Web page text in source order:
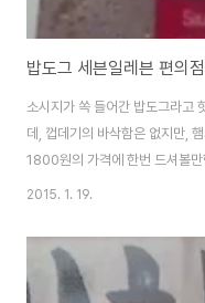
밥도그 세븐일레븐 편의
소시지가 쏙 들어간 밥도그라고
데, 껍데기의 바삭함은 없지만,
1800원의 가격에 한번 드셔볼만
품은 좀 별로인데, 이 제품은 밥
워서 드시면 됩니다. 139g짜리
가 되어 있는데, 이건 아무래도
짝 높기는 하고, 롯데푸드에서
2015. 1. 19.